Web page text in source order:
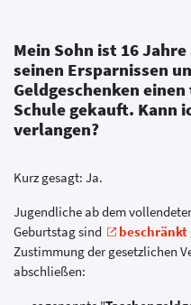
Mein Sohn ist 16
seinen Ersparnissen
Geldgeschenken
Schule gekauft. Kann
verlangen?
Kurz gesagt: Ja.
Jugendliche ab dem
Geburtstag sind
beschränkt
Zustimmung der gesetzlichen
abschließen: